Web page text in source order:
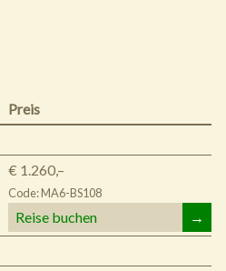
Preis
€ 1.260,–
Code: MA6-BS108
Reise buchen
→